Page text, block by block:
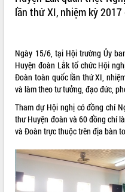
LÃNH ĐẠO UBND TỈNH
SỞ, BAN, NGÀNH
UBND CÁC XÃ, PHƯỜNG
THÔNG TIN CHỈ ĐẠO ĐIỀU HÀNH
HỆ THỐNG VĂN BẢN
VĂN BẢN HĐND TỈNH
ĐIỂM TIN VĂN BẢN
lần thứ XI, nhiệm kỳ 2017
Ngày 15/6, tại Hội trường Ủy
Huyện đoàn Lắk tổ chức Hội
Đoàn toàn quốc lần thứ XI,
và làm theo tư tưởng, đạo đức,
Tham dự Hội nghị có đồng chí
thư Huyện đoàn và 60 đồng chí
và Đoàn trực thuộc trên địa bàn